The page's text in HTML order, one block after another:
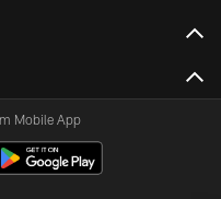
Mobile App